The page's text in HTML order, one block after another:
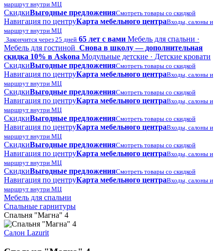
маршрут внутри МЦ
СкидкиВыгодные предложенияСмотреть товары со скидкой
Навигация по центруКарта мебельного центраВходы, салоны и
маршрут внутри МЦ
Закончится через 25 дней 65 лет с вами Мебель для спальни ·
Мебель для гостиной Снова в школу — дополнительная
скидка 10% в Askona Модульные детские · Детские кровати
СкидкиВыгодные предложенияСмотреть товары со скидкой
Навигация по центруКарта мебельного центраВходы, салоны и
маршрут внутри МЦ
СкидкиВыгодные предложенияСмотреть товары со скидкой
Навигация по центруКарта мебельного центраВходы, салоны и
маршрут внутри МЦ
СкидкиВыгодные предложенияСмотреть товары со скидкой
Навигация по центруКарта мебельного центраВходы, салоны и
маршрут внутри МЦ
СкидкиВыгодные предложенияСмотреть товары со скидкой
Навигация по центруКарта мебельного центраВходы, салоны и
маршрут внутри МЦ
СкидкиВыгодные предложенияСмотреть товары со скидкой
Навигация по центруКарта мебельного центраВходы, салоны и
маршрут внутри МЦ
Мебель для спальни
Спальные гарнитуры
Спальня "Магна" 4
Салон Lazurit